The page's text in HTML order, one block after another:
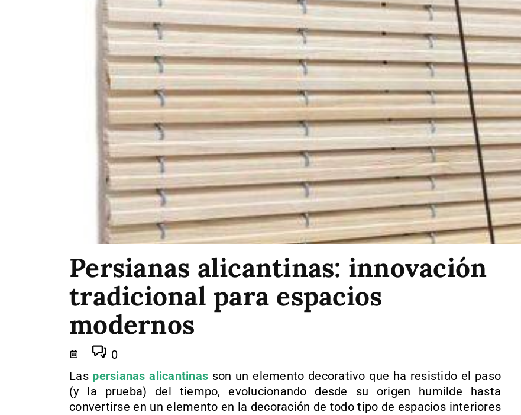
Persianas alicantinas: innovación
tradicional para espacios
modernos
0
Las persianas alicantinas son un elemento decorativo que ha resistido el paso
(y la prueba) del tiempo, evolucionando desde su origen humilde hasta
convertirse en un elemento en la decoración de todo tipo de espacios interiores